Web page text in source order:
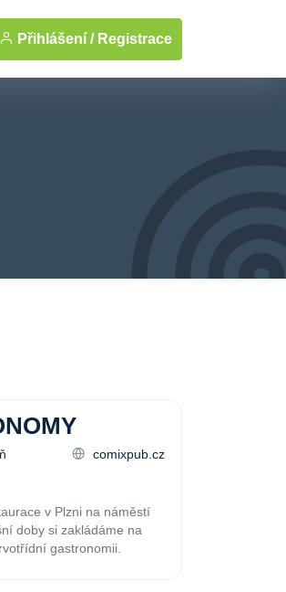
Přihlášení / Registrace
comixpub.cz
v Plzni na náměstí
doby si zakládáme na
gastronomii.